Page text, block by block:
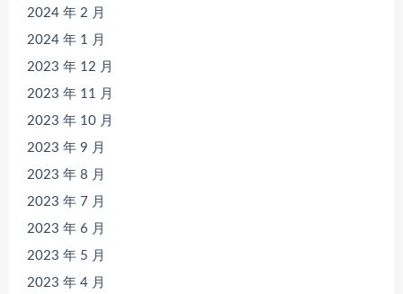
2024 年 2 月
2024 年 1 月
2023 年 12 月
2023 年 11 月
2023 年 10 月
2023 年 9 月
2023 年 8 月
2023 年 7 月
2023 年 6 月
2023 年 5 月
2023 年 4 月